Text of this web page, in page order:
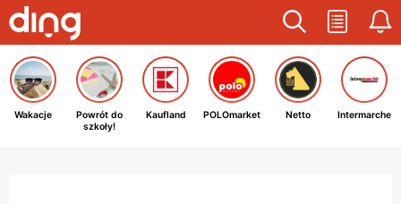
Wakacje
Powrót do
szkoły!
Kaufland POLOmarket Netto Intermarche